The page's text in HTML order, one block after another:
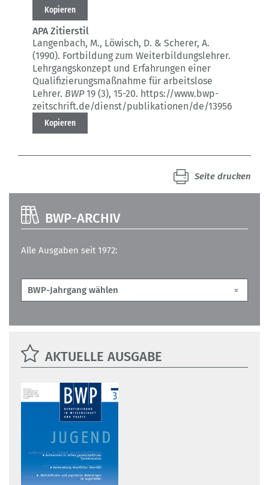
Kopieren
APA Zitierstil
Langenbach, M., Löwisch, D. & Scherer, A.
(1990). Fortbildung zum Weiterbildungslehrer.
Lehrgangskonzept und Erfahrungen einer
Qualifizierungsmaßnahme für arbeitslose
Lehrer. BWP19 (3), 15-20. https://www.bwp-
zeitschrift.de/dienst/publikationen/de/13956
Kopieren
Seite drucken
BWP-ARCHIV
Alle Ausgaben seit 1972:
AKTUELLE AUSGABE